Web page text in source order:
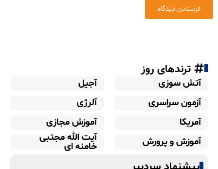
ترندهای روز
آتش سوزی
آجیل
آزمون سراسری
آلرژی
آمریکا
آموزش مجازی
آموزش و پرورش
آیت الله مجتبی
خامنه ای